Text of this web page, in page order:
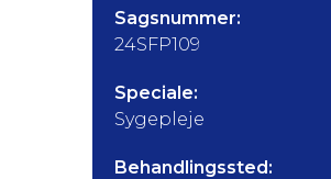
Sagsnummer:
24SFP109
Speciale:
Sygepleje
Behandlingssted: